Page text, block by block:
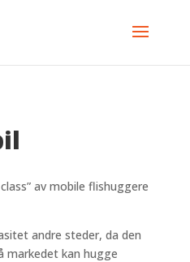
av mobile flishuggere
andre steder, da den
markedet kan hugge